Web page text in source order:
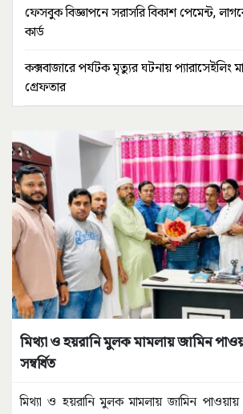
ফেসবুক বিজ্ঞাপনে সরাসরি বিকাশ পেমেন্ট,
কার্ড
কক্সবাজারে পর্যটক মৃত্যুর ঘটনায় প্যারাসেইলিং
গ্রেফতার
মিথ্যা ও হয়রানি মুলক মামলায় জামিন
সম্বর্ধিত
মিথ্যা ও হয়রানি মুলক মামলায় জামিন পাওয়ায়